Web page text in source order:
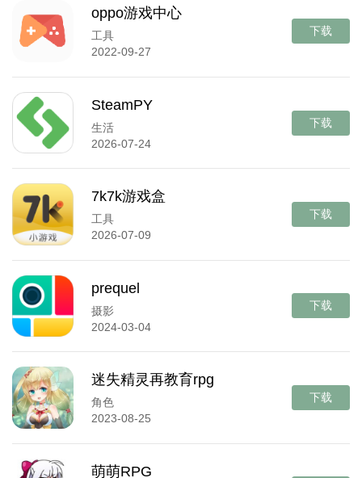
oppo游戏中心
工具
2022-09-27
下载
SteamPY
生活
2026-07-24
下载
7k7k游戏盒
工具
2026-07-09
下载
prequel
摄影
2024-03-04
下载
迷失精灵再教育rpg
角色
2023-08-25
下载
萌萌RPG